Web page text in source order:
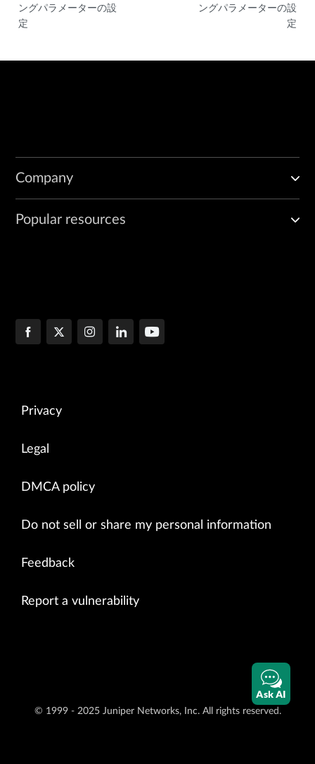
ングパラメーターの設
定
ングパラメーターの設
定
Company
Popular resources
Privacy
Legal
DMCA policy
Do not sell or share my personal information
Feedback
Report a vulnerability
© 1999 - 2025 Juniper Networks, Inc. All rights reserved.
Ask AI